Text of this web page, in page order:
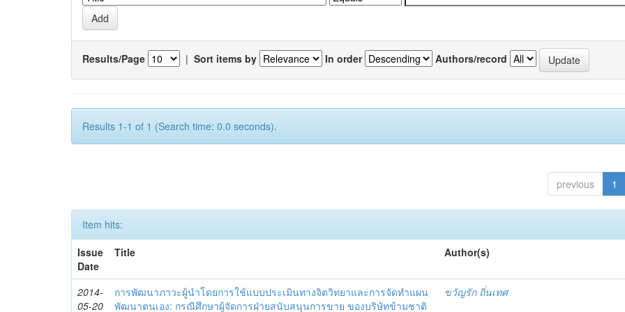
Results/Page | Sort items by In order Authors/record
Results 1-1 of 1 (Search time: 0.0 seconds).
previous 1
Item hits:
Issue
Date
Title Author(s)
2014-
05-20
การพัฒนาภาวะผู้นำโดยการใช้แบบประเมินทางจิตวิทยาและการจัดทำแผน
พัฒนาตนเอง: กรณีศึกษาผู้จัดการฝ่ายสนับสนุนการขาย ของบริษัทข้ามชาติ
ขวัญรัก ถิ่นเทศ